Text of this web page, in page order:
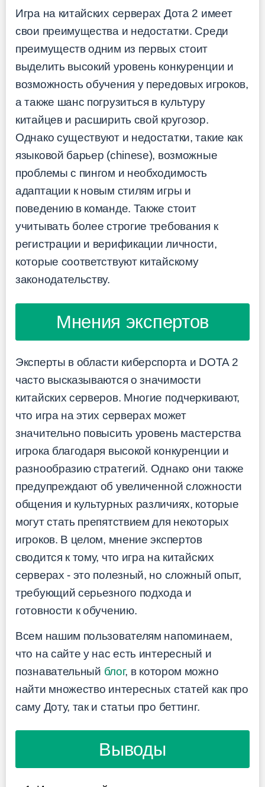
Игра на китайских серверах Дота 2 имеет
свои преимущества и недостатки. Среди
преимуществ одним из первых стоит
выделить высокий уровень конкуренции и
возможность обучения у передовых игроков,
а также шанс погрузиться в культуру
китайцев и расширить свой кругозор.
Однако существуют и недостатки, такие как
языковой барьер (chinese), возможные
проблемы с пингом и необходимость
адаптации к новым стилям игры и
поведению в команде. Также стоит
учитывать более строгие требования к
регистрации и верификации личности,
которые соответствуют китайскому
законодательству.
Мнения экспертов
Эксперты в области киберспорта и DOTA 2
часто высказываются о значимости
китайских серверов. Многие подчеркивают,
что игра на этих серверах может
значительно повысить уровень мастерства
игрока благодаря высокой конкуренции и
разнообразию стратегий. Однако они также
предупреждают об увеличенной сложности
общения и культурных различиях, которые
могут стать препятствием для некоторых
игроков. В целом, мнение экспертов
сводится к тому, что игра на китайских
серверах - это полезный, но сложный опыт,
требующий серьезного подхода и
готовности к обучению.
Всем нашим пользователям напоминаем,
что на сайте у нас есть интересный и
познавательный блог, в котором можно
найти множество интересных статей как про
саму Доту, так и статьи про беттинг.
Выводы